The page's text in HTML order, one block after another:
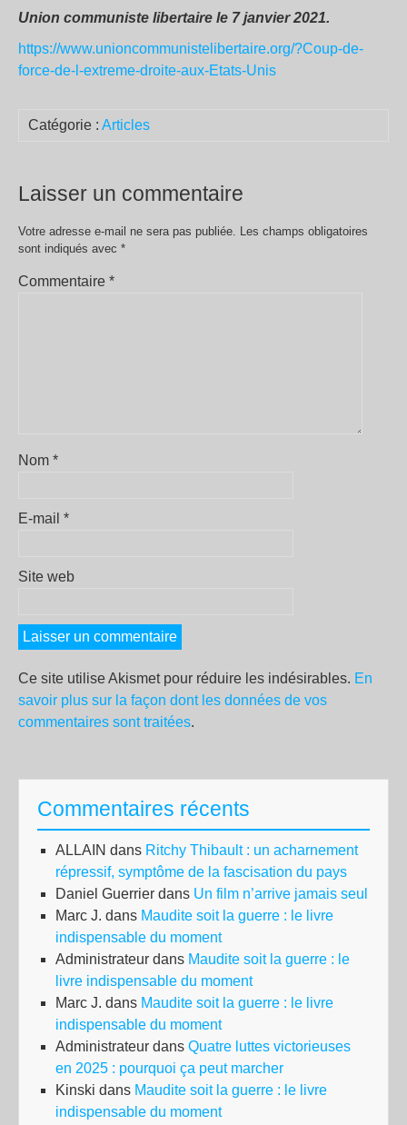
Union communiste libertaire le 7 janvier 2021.
https://www.unioncommunistelibertaire.org/?Coup-de-
force-de-l-extreme-droite-aux-Etats-Unis
Catégorie : Articles
Laisser un commentaire
Votre adresse e-mail ne sera pas publiée. Les champs obligatoires
sont indiqués avec *
Commentaire *
Nom *
E-mail *
Site web
Ce site utilise Akismet pour réduire les indésirables. En
savoir plus sur la façon dont les données de vos
commentaires sont traitées.
Commentaires récents
ALLAIN dans Ritchy Thibault : un acharnement
répressif, symptôme de la fascisation du pays
Daniel Guerrier dans Un film n’arrive jamais seul
Marc J. dans Maudite soit la guerre : le livre
indispensable du moment
Administrateur dans Maudite soit la guerre : le
livre indispensable du moment
Marc J. dans Maudite soit la guerre : le livre
indispensable du moment
Administrateur dans Quatre luttes victorieuses
en 2025 : pourquoi ça peut marcher
Kinski dans Maudite soit la guerre : le livre
indispensable du moment